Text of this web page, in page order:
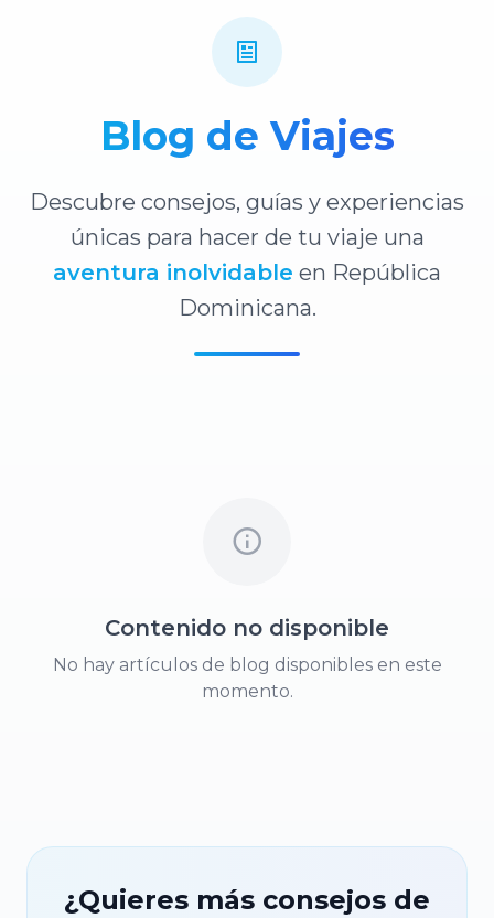
Blog de Viajes
Descubre consejos, guías y experiencias
únicas para hacer de tu viaje una
aventura inolvidable en República
Dominicana.
Contenido no disponible
No hay artículos de blog disponibles en este
momento.
¿Quieres más consejos de